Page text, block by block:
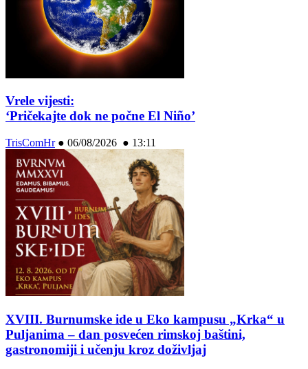
Vrele vijesti:
‘Pričekajte dok ne počne El Niño’
TrisComHr● 06/08/2026 ● 13:11
XVIII. Burnumske ide u Eko kampusu „Krka“ u
Puljanima – dan posvećen rimskoj baštini,
gastronomiji i učenju kroz doživljaj